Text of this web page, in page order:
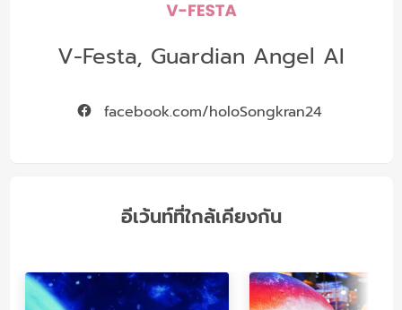
V-Festa, Guardian Angel AI
facebook.com/holoSongkran24
อีเว้นท์ที่ใกล้เคียงกัน